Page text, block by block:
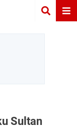
Sultan